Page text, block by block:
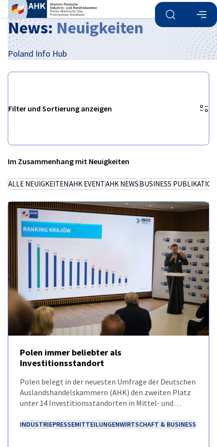
Suche öffnen
News:Neuigkeiten
Poland Info Hub
Filteroptionen wurden erfolgreich aktualisiert
Filter und Sortierung anzeigen
Im Zusammenhang mit Neuigkeiten
ALLE NEUIGKEITENAHK EVENTAHK NEWSBUSINESS
Polen immer beliebter als
Investitionsstandort
Polen belegt in der neuesten Umfrage der Deutschen
Auslandshandelskammern (AHK) den zweiten Platz
unter 14 Investitionsstandorten in Mittel- und
INDUSTRIEPRESSEMITTEILUNGENWIRTSCHAFT & BUSINESS